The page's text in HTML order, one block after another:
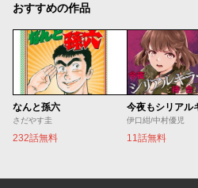
おすすめの作品
なんと孫六
さだやす圭
232話無料
伊口紺/中村優児
11話無料